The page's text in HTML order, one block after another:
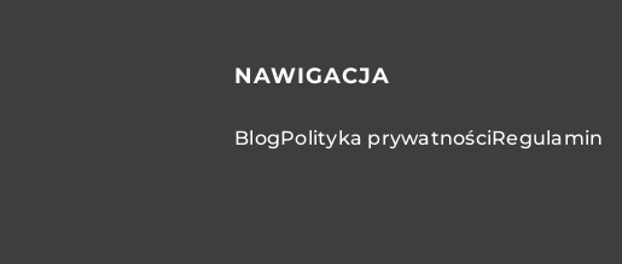
NAWIGACJA
BlogPolityka prywatnościRegulamin